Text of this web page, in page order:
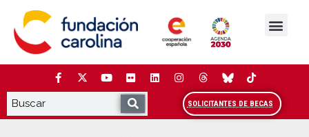
contenido
SOLICITANTES DE BECAS